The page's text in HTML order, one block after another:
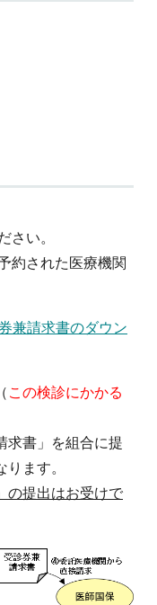
さい。
約された医療機関
兼請求書のダウン
この検診にかかる
求書」を組合に提
ます。
の提出はお受けで